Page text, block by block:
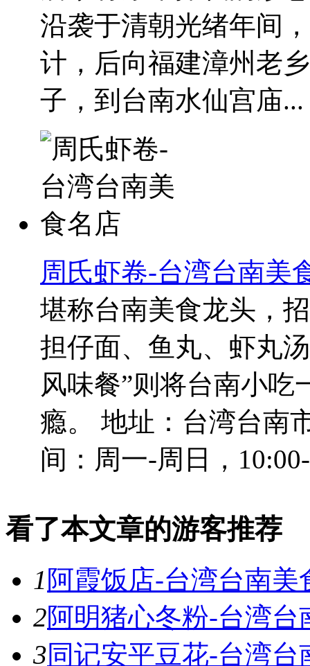
沿袭于清朝光绪年间
计，后向福建漳州老
子，到台南水仙宫庙...
周氏虾卷-台湾台南美
堪称台南美食龙头，
担仔面、鱼丸、虾丸
风味餐”则将台南小
瘾。 地址：台湾台南
间：周一-周日，
看了本文章的游客推荐
1 阿霞饭店-台湾台南美
2阿明猪心冬粉-台湾台
3同记安平豆花-台湾台